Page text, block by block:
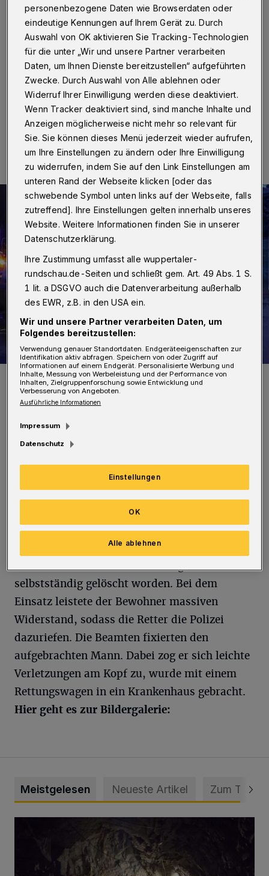
Wuppertal ·Die Feuerwehr Wuppertal wurde in der
Nacht zu Dienstag (19. Mai 2020) zu einem Einsatz in
die Sonnborner Straße gerufen. Gebrannt haben soll
eine Wolldecke, der Bewohner der betroffenen
Wohnung behinderte die Arbeiten.
19.05.2020 , 09:13 Uhr
Durch seinen Widerstand löste der Bewohner der Brandwohnung
einen großen Einsatz aus.
In einer Wohnung soll es dort zu einem Brand
gekommen sein. Als die Einsatzkräfte
eintrafen, fanden sie in der betroffenen
Wohnung eine bereits gelöschte Wolldecke vor.
Vermutlich war diese in Flammen geraten und
selbstständig gelöscht worden. Bei dem
Einsatz leistete der Bewohner massiven
Widerstand, sodass die Retter die Polizei
dazuriefen. Die Beamten fixierten den
aufgebrachten Mann. Dabei zog er sich leichte
Verletzungen am Kopf zu, wurde mit einem
Rettungswagen in ein Krankenhaus gebracht.
Hier geht es zur Bildergalerie:
Meistgelesen Neueste Artikel Zum Thema
personenbezogene Daten wie Browserdaten oder
eindeutige Kennungen auf Ihrem Gerät zu. Durch
Auswahl von OK aktivieren Sie Tracking-Technologien
für die unter „Wir und unsere Partner verarbeiten
Daten, um Ihnen Dienste bereitzustellen“ aufgeführten
Zwecke. Durch Auswahl von Alle ablehnen oder
Widerruf Ihrer Einwilligung werden diese deaktiviert.
Wenn Tracker deaktiviert sind, sind manche Inhalte und
Anzeigen möglicherweise nicht mehr so relevant für
Sie. Sie können dieses Menü jederzeit wieder aufrufen,
um Ihre Einstellungen zu ändern oder Ihre Einwilligung
zu widerrufen, indem Sie auf den Link Einstellungen am
unteren Rand der Webseite klicken [oder das
schwebende Symbol unten links auf der Webseite, falls
zutreffend]. Ihre Einstellungen gelten innerhalb unseres
Website. Weitere Informationen finden Sie in unserer
Datenschutzerklärung.
Ihre Zustimmung umfasst alle wuppertaler-
rundschau.de-Seiten und schließt gem. Art. 49 Abs. 1 S.
1 lit. a DSGVO auch die Datenverarbeitung außerhalb
des EWR, z.B. in den USA ein.
Wir und unsere Partner verarbeiten Daten, um
Folgendes bereitzustellen:
Verwendung genauer Standortdaten. Endgeräteeigenschaften zur
Identifikation aktiv abfragen. Speichern von oder Zugriff auf
Informationen auf einem Endgerät. Personalisierte Werbung und
Inhalte, Messung von Werbeleistung und der Performance von
Inhalten, Zielgruppenforschung sowie Entwicklung und
Verbesserung von Angeboten.
Ausführliche Informationen
Impressum
Datenschutz
Einstellungen
Alle ablehnen
OK